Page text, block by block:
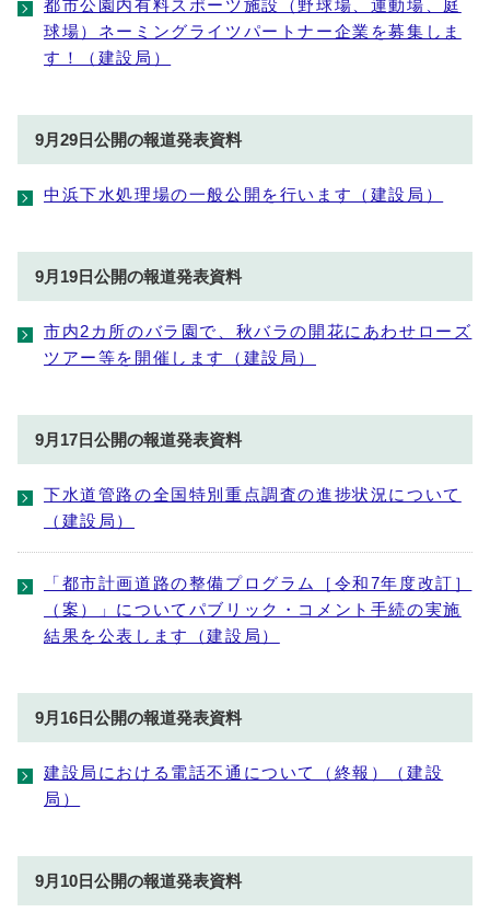
都市公園内有料スポーツ施設（野球場、運動場、庭
球場）ネーミングライツパートナー企業を募集しま
す！（建設局）
9月29日公開の報道発表資料
中浜下水処理場の一般公開を行います（建設局）
9月19日公開の報道発表資料
市内2カ所のバラ園で、秋バラの開花にあわせローズ
ツアー等を開催します（建設局）
9月17日公開の報道発表資料
下水道管路の全国特別重点調査の進捗状況について
（建設局）
「都市計画道路の整備プログラム［令和7年度改訂］
（案）」についてパブリック・コメント手続の実施
結果を公表します（建設局）
9月16日公開の報道発表資料
建設局における電話不通について（終報）（建設
局）
9月10日公開の報道発表資料